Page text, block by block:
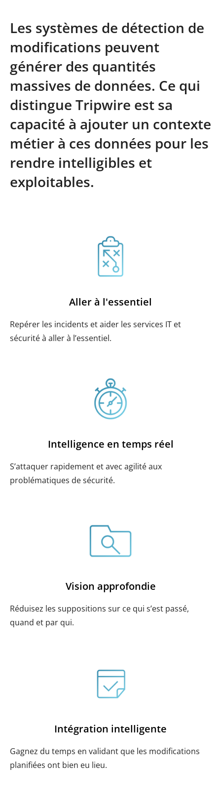
Les systèmes de détection de
modifications peuvent
générer des quantités
massives de données. Ce qui
distingue Tripwire est sa
capacité à ajouter un contexte
métier à ces données pour les
rendre intelligibles et
exploitables.
Aller à l'essentiel
Repérer les incidents et aider les services IT et
sécurité à aller à l’essentiel.
Intelligence en temps réel
S’attaquer rapidement et avec agilité aux
problématiques de sécurité.
Vision approfondie
Réduisez les suppositions sur ce qui s’est passé,
quand et par qui.
Intégration intelligente
Gagnez du temps en validant que les modifications
planifiées ont bien eu lieu.